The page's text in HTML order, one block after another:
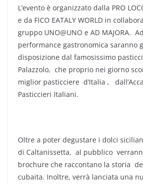
L’evento è organizzato dalla PRO
e da FICO EATALY WORLD in
gruppo UNO@UNO e AD MAJORA.
performance gastronomica saranno
disposizione dal famosissimo
Palazzolo, che proprio nei giorno
miglior pasticciere d’Italia ,
Pasticcieri Italiani.
Oltre a poter degustare i dolci
di Caltanissetta, al pubblico
brochure che raccontano la storia
cubaita. Inoltre, verrà lanciata una